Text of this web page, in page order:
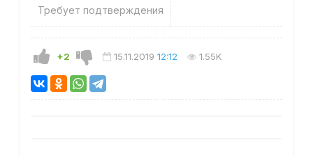
Требует подтверждения
+2 15.11.2019 12:12 1.55K